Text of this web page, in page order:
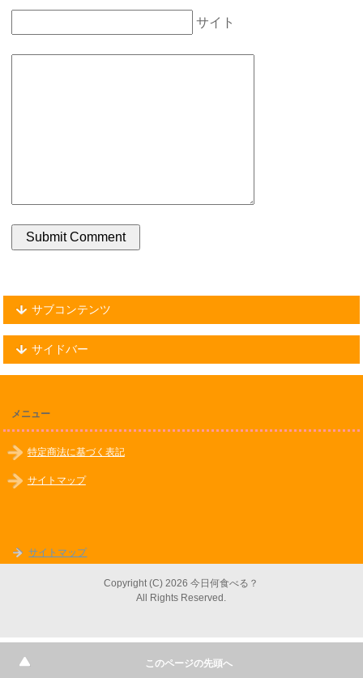
サイト
サブコンテンツ
サイドバー
メニュー
特定商法に基づく表記
サイトマップ
サイトマップ
Copyright (C) 2026 今日何食べる？
All Rights Reserved.
このページの先頭へ